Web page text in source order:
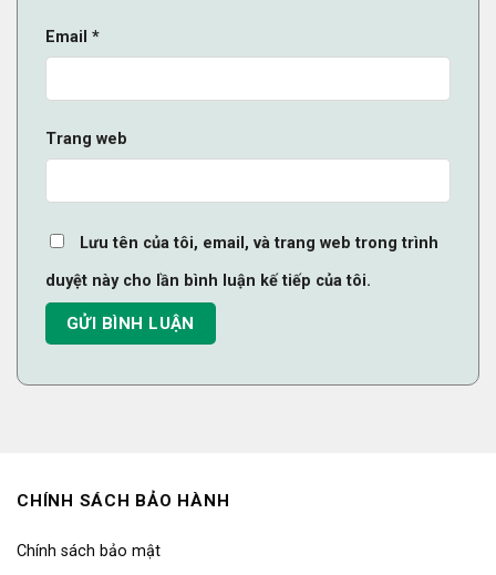
Email *
Trang web
Lưu tên của tôi, email, và trang web trong trình
duyệt này cho lần bình luận kế tiếp của tôi.
CHÍNH SÁCH BẢO HÀNH
Chính sách bảo mật